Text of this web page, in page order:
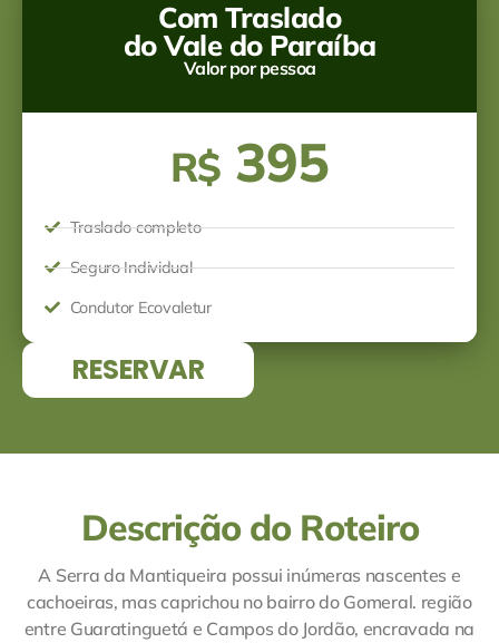
Com Traslado
do Vale do Paraíba
Valor por pessoa
R$ 395
Traslado completo
Seguro Individual
Condutor Ecovaletur
RESERVAR
Descrição do Roteiro
A Serra da Mantiqueira possui inúmeras nascentes e
cachoeiras, mas caprichou no bairro do Gomeral. região
entre Guaratinguetá e Campos do Jordão, encravada na